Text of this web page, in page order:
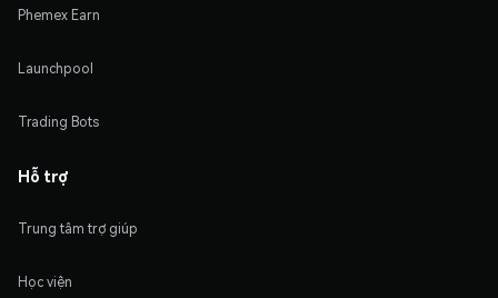
Phemex Earn
Launchpool
Trading Bots
Hỗ trợ
Trung tâm trợ giúp
Học viện